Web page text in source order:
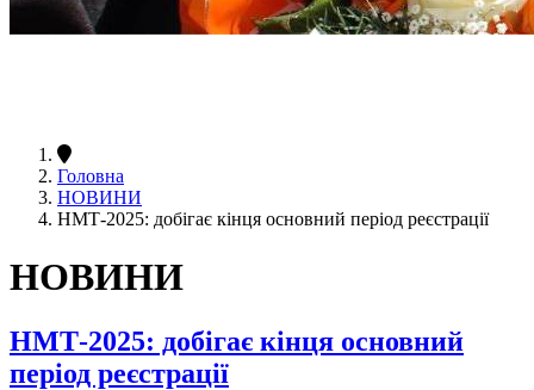
Головна
НОВИНИ
НМТ-2025: добігає кінця основний період реєстрації
НОВИНИ
НМТ-2025: добігає кінця основний
період реєстрації